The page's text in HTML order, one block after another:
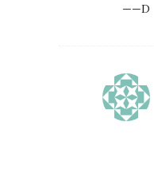
——D